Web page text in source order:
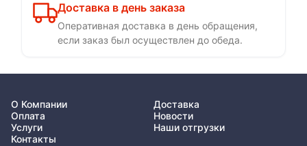
Доставка в день заказа
Оперативная доставка в день обращения,
если заказ был осуществлен до обеда.
О Компании
Доставка
Оплата
Новости
Услуги
Наши отгрузки
Контакты